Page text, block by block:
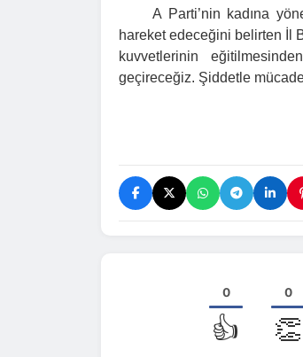
A Parti’nin kadına
hareket edeceğini belirten İl
kuvvetlerinin
geçireceğiz. Şiddetle
0
👍
0
👏